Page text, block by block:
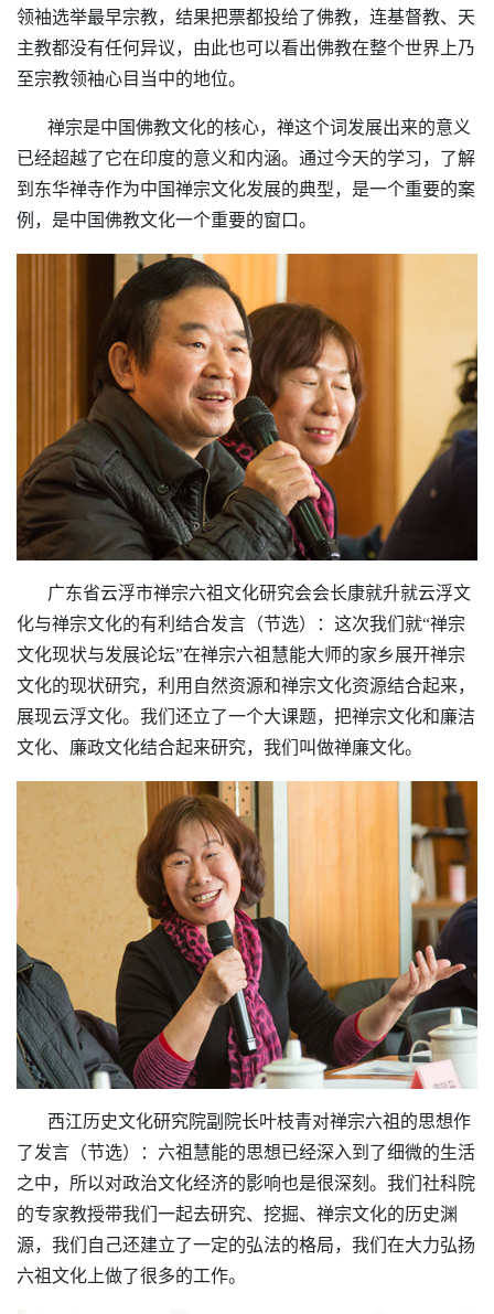
领袖选举最早宗教，结果把票都投给了佛教，连基督教、天
主教都没有任何异议，由此也可以看出佛教在整个世界上乃
至宗教领袖心目当中的地位。
禅宗是中国佛教文化的核心，禅这个词发展出来的意义
已经超越了它在印度的意义和内涵。通过今天的学习，了解
到东华禅寺作为中国禅宗文化发展的典型，是一个重要的案
例，是中国佛教文化一个重要的窗口。
广东省云浮市禅宗六祖文化研究会会长康就升就云浮文
化与禅宗文化的有利结合发言（节选）：这次我们就“禅宗
文化现状与发展论坛”在禅宗六祖慧能大师的家乡展开禅宗
文化的现状研究，利用自然资源和禅宗文化资源结合起来，
展现云浮文化。我们还立了一个大课题，把禅宗文化和廉洁
文化、廉政文化结合起来研究，我们叫做禅廉文化。
西江历史文化研究院副院长叶枝青对禅宗六祖的思想作
了发言（节选）：六祖慧能的思想已经深入到了细微的生活
之中，所以对政治文化经济的影响也是很深刻。我们社科院
的专家教授带我们一起去研究、挖掘、禅宗文化的历史渊
源，我们自己还建立了一定的弘法的格局，我们在大力弘扬
六祖文化上做了很多的工作。